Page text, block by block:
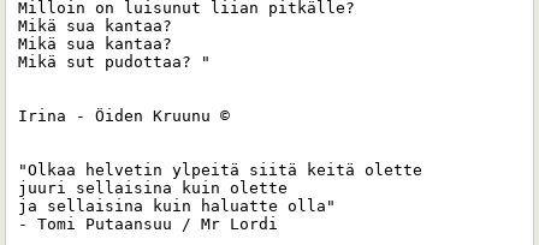
Milloin on luisunut liian pitkälle?
Mikä sua kantaa?
Mikä sua kantaa?
Mikä sut pudottaa? "
Irina - Öiden Kruunu ©
"Olkaa helvetin ylpeitä siitä keitä olette
juuri sellaisina kuin olette
ja sellaisina kuin haluatte olla"
- Tomi Putaansuu / Mr Lordi